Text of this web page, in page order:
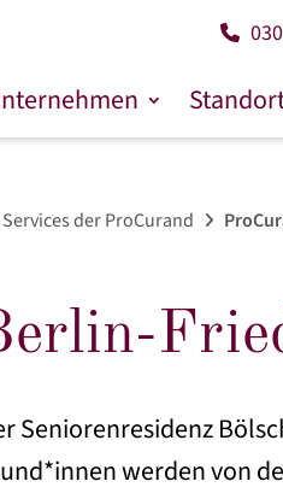
der ProCurand
werden von